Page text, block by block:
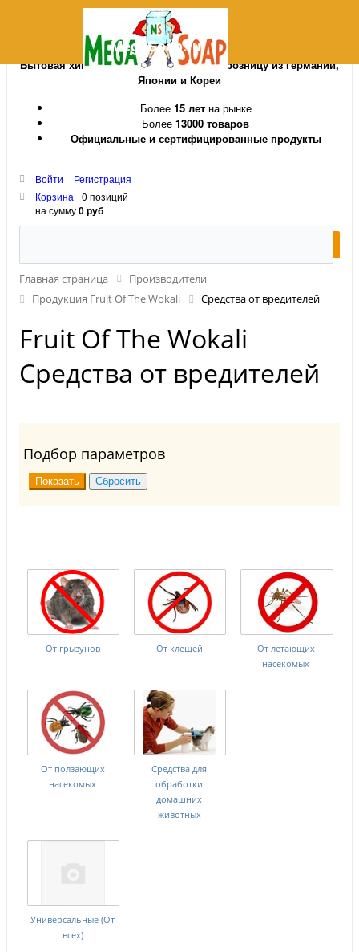
MegaSoap.ru
Бытовая химия и косметика оптом и в розницу из Германии,
Японии и Кореи
Более 15 летна рынке
Более 13000 товаров
Официальные и сертифицированные продукты
Войти
Регистрация
Корзина
0 позиций
на сумму0 руб
Главная страница
Производители
Продукция Fruit Of The Wokali
Средства от вредителей
Fruit Of The Wokali
Средства от вредителей
Подбор параметров
От грызунов От клещей
От летающих
насекомых
От ползающих
насекомых
Средства для
обработки
домашних
животных
Универсальные (От
всех)